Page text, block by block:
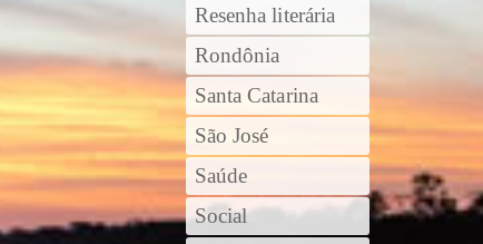
Resenha literária
Rondônia
Santa Catarina
São José
Saúde
Social